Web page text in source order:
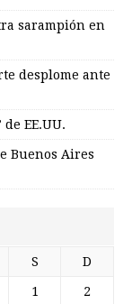
sarampión en
desplome ante
EE.UU.
Buenos Aires
S D
1 2